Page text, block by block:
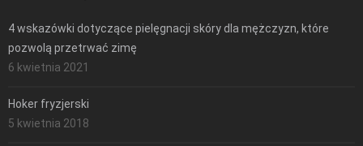
4 wskazówki dotyczące pielęgnacji skóry dla mężczyzn, które
pozwolą przetrwać zimę
6 kwietnia 2021
Hoker fryzjerski
5 kwietnia 2018